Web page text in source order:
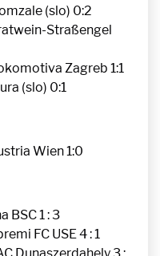
(slo) 0:2
Straßengel
Zagreb 1:1
(slo) 0:1
Wien 1:0
BSC 1 : 3
FC USE 4 : 1